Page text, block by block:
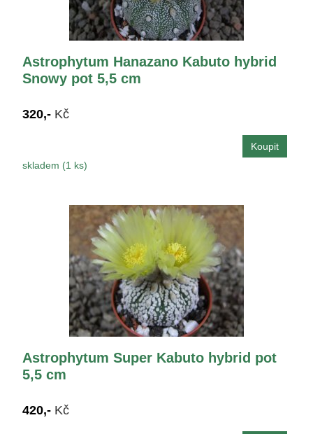
Astrophytum Hanazano Kabuto hybrid
Snowy pot 5,5 cm
320,- Kč
skladem (1 ks)
Astrophytum Super Kabuto hybrid pot
5,5 cm
420,- Kč